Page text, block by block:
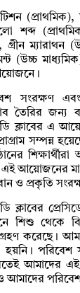
শব্দ
ম্যারাথন
(উচ্চ
সংরক্ষণ
তৈরির জন্য
ক্লাবের এ
সম্পন্ন
এই আয়োজনের
ও প্রকৃতি
ক্লাবের
থেকে
করেছে।
হয়নি।
আমাদের